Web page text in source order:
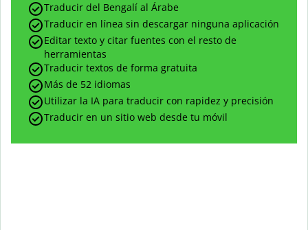
Traducir del Bengalí al Árabe
Traducir en línea sin descargar ninguna aplicación
Editar texto y citar fuentes con el resto de
herramientas
Traducir textos de forma gratuita
Más de 52 idiomas
Utilizar la IA para traducir con rapidez y precisión
Traducir en un sitio web desde tu móvil